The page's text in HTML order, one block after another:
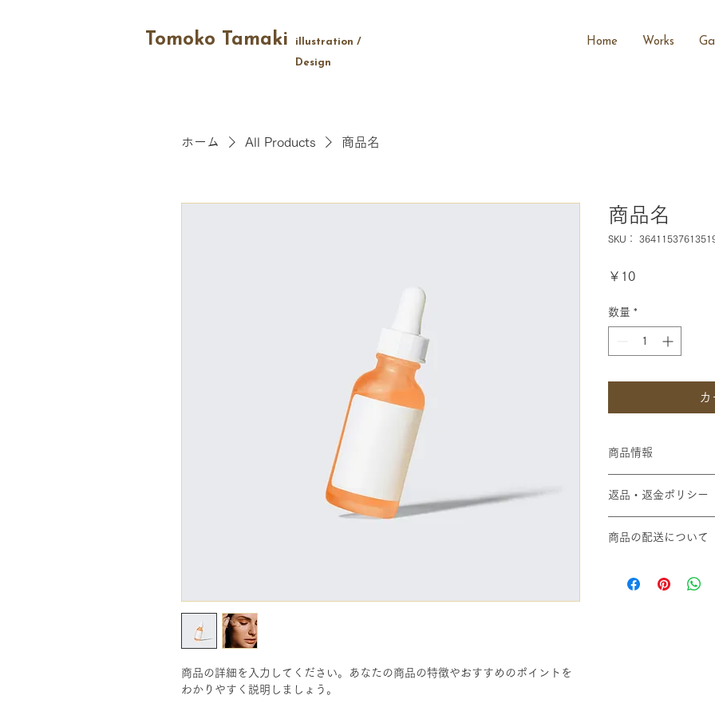
Tomoko Tamaki
illustration /
Design
Home Works
ホーム All Products 商品名
商品の詳細を入力してください。あなたの商品の特徴やおすすめのポイントを
わかりやすく説明しましょう。
商品名
SKU：
￥10価
数量 *
商品情報
明に加え、商品の特
しましょう。
返品・返金ポリシー
満足しなかった場合
顧客からの信頼を獲
だけます。
商品の配送について
する情報を入力して